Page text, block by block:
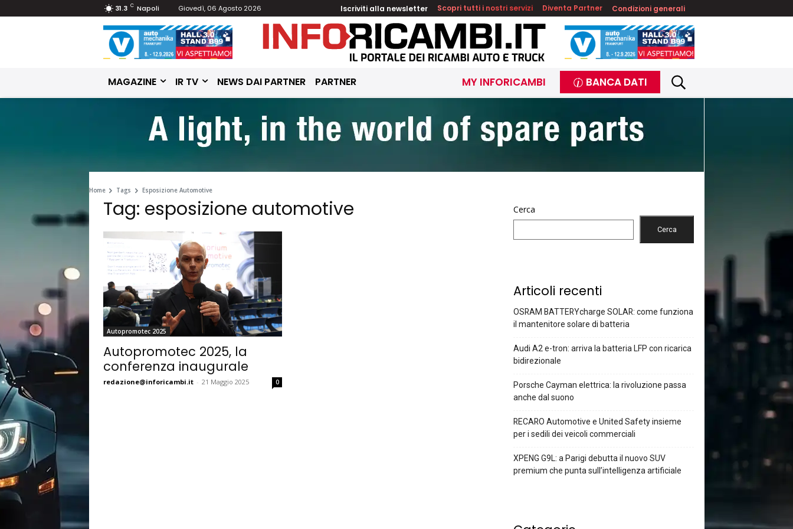
31.3 C Napoli Giovedì, 06 Agosto 2026 Iscriviti alla newsletter Scopri tutti i nostri servizi Diventa Partner Condizioni generali
MAGAZINE IR TV NEWS DAI PARTNER PARTNER MY INFORICAMBI BANCA DATI
Home Tags Esposizione Automotive
Tag: esposizione automotive
Autopromotec 2025
Autopromotec 2025, la
conferenza inaugurale
redazione@inforicambi.it - 21 Maggio 2025 0
Cerca
Cerca
Articoli recenti
OSRAM BATTERYcharge SOLAR: come funziona
il mantenitore solare di batteria
Audi A2 e-tron: arriva la batteria LFP con ricarica
bidirezionale
Porsche Cayman elettrica: la rivoluzione passa
anche dal suono
RECARO Automotive e United Safety insieme
per i sedili dei veicoli commerciali
XPENG G9L: a Parigi debutta il nuovo SUV
premium che punta sull’intelligenza artificiale